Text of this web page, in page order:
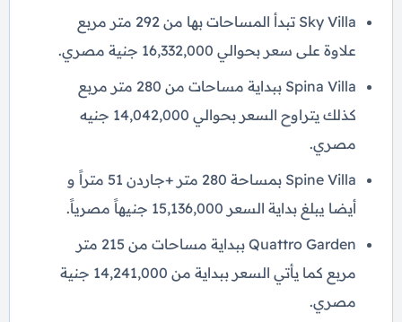
Sky Villa تبدأ المساحات بها من 292 متر مربع
علاوة على سعر بحوالي 16,332,000 جنية مصري.
Spina Villa ببداية مساحات من 280 متر مربع
كذلك يتراوح السعر بحوالي 14,042,000 جنيه
مصري.
Spine Villa بمساحة 280 متر +جاردن 51 متراً و
أيضا يبلغ بداية السعر 15,136,000 جنيهاً مصرياً.
Quattro Garden ببداية مساحات من 215 متر
مربع كما يأتي السعر ببداية من 14,241,000 جنية
مصري.